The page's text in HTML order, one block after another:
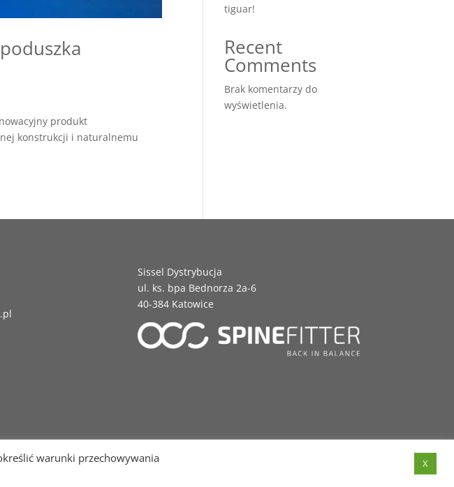
produkt
konstrukcji i naturalnemu
tiguar!
Recent
Comments
Brak komentarzy do
wyświetlenia.
Sissel Dystrybucja
ul. ks. bpa Bednorza 2a-6
40-384 Katowice
warunki przechowywania
X